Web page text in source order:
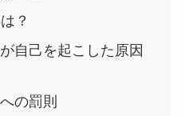
？
自己を起こした原因
の罰則